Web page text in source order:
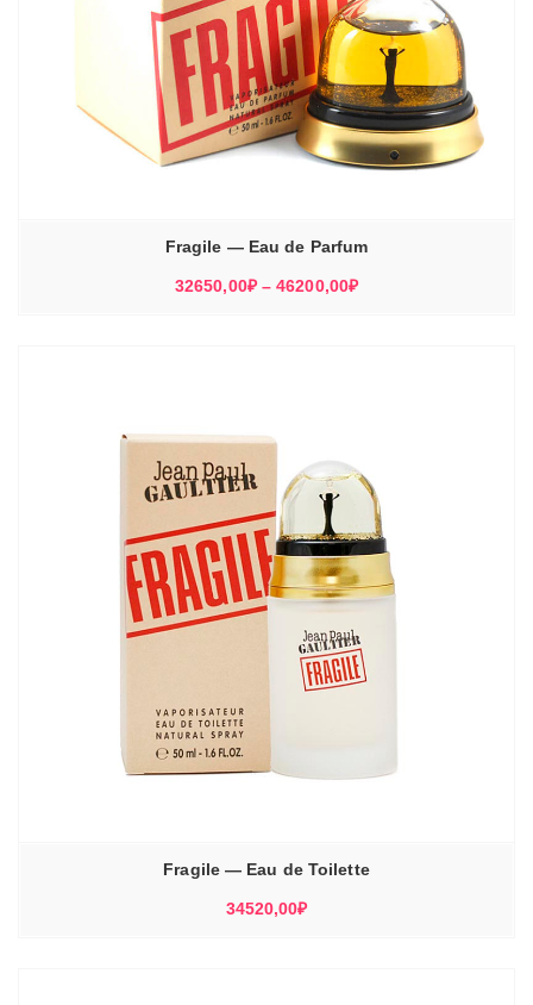
Fragile — Eau de Parfum
32650,00₽ – 46200,00₽Диапазон
Fragile — Eau de Toilette
34520,00₽